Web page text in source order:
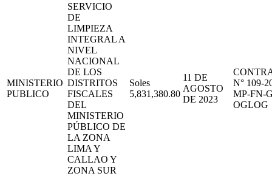
MINISTERIO
PUBLICO
SERVICIO
DE
LIMPIEZA
INTEGRAL A
NIVEL
NACIONAL
DE LOS
DISTRITOS
FISCALES
DEL
MINISTERIO
PÚBLICO DE
LA ZONA
LIMA Y
CALLAO Y
ZONA SUR
Soles
5,831,380.80
11 DE
AGOSTO
DE 2023
N° 109-
MP-FN-
OGLOG